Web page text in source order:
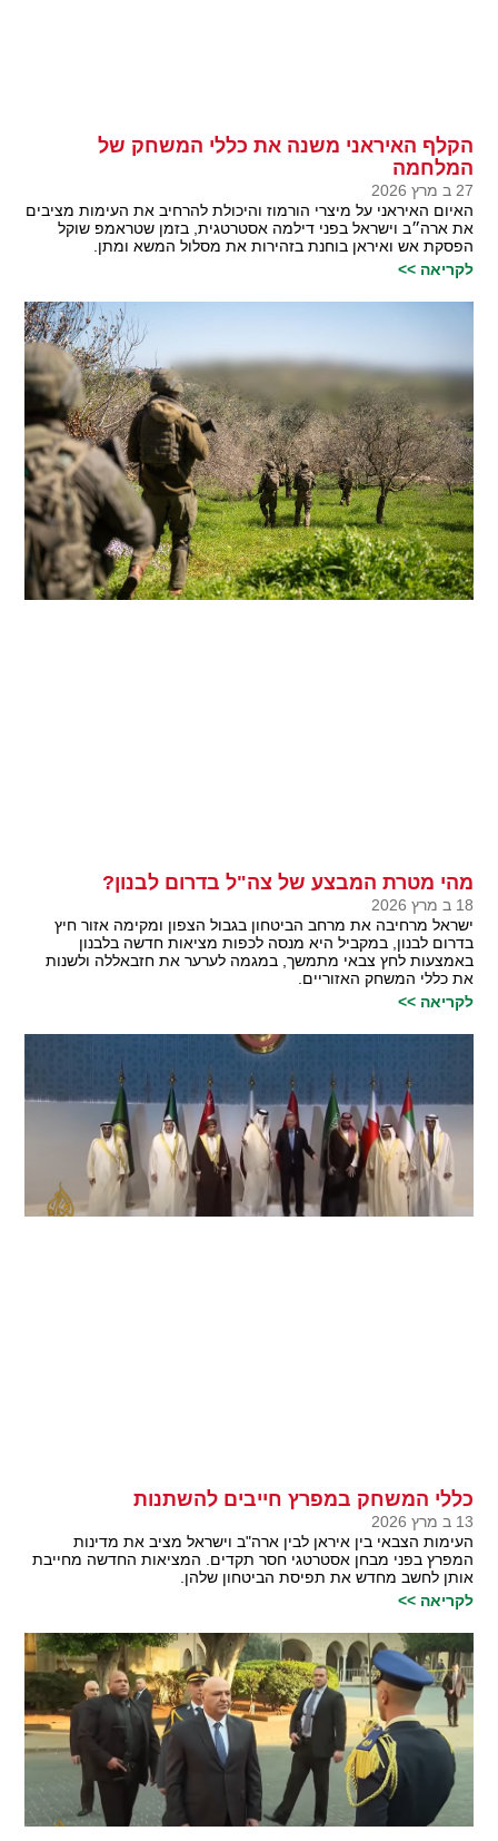
הקלף האיראני משנה את כללי המשחק של
המלחמה
27 ב מרץ 2026
האיום האיראני על מיצרי הורמוז והיכולת להרחיב את העימות מציבים
את ארה״ב וישראל בפני דילמה אסטרטגית, בזמן שטראמפ שוקל
הפסקת אש ואיראן בוחנת בזהירות את מסלול המשא ומתן.
לקריאה >>
מהי מטרת המבצע של צה"ל בדרום לבנון?
18 ב מרץ 2026
ישראל מרחיבה את מרחב הביטחון בגבול הצפון ומקימה אזור חיץ
בדרום לבנון, במקביל היא מנסה לכפות מציאות חדשה בלבנון
באמצעות לחץ צבאי מתמשך, במגמה לערער את חזבאללה ולשנות
את כללי המשחק האזוריים.
לקריאה >>
כללי המשחק במפרץ חייבים להשתנות
13 ב מרץ 2026
העימות הצבאי בין איראן לבין ארה"ב וישראל מציב את מדינות
המפרץ בפני מבחן אסטרטגי חסר תקדים. המציאות החדשה מחייבת
אותן לחשב מחדש את תפיסת הביטחון שלהן.
לקריאה >>